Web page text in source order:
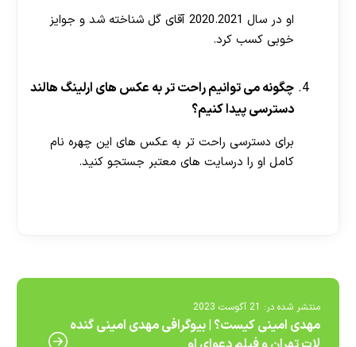
او در سال 2020.2021 آقای گل شناخته شد و جوایز
خوبی کسب کرد.
چگونه می توانیم راحت تر به عکس های ارلینگ هالند
دسترسی پیدا کنیم؟
برای دسترسی راحت تر به عکس های این چهره نام
کامل او را درسایت های معتبر جستجو کنید.
منتشر شده در: 21 آگوست 2023
مهدی امینی کیست؟ | بیوگرافی مهدی امینی گنده